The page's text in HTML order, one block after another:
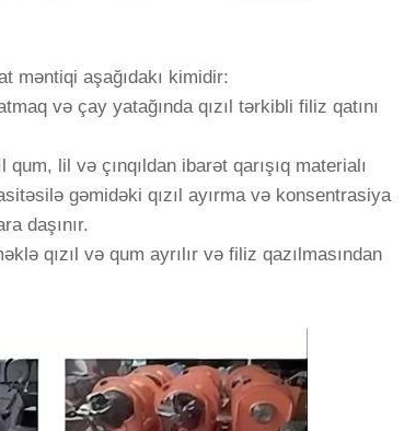
məntiqi aşağıdakı kimidir:
və çay yatağında qızıl tərkibli filiz qatını
lil və çınqıldan ibarət qarışıq materialı
gəmidəki qızıl ayırma və konsentrasiya
daşınır.
qızıl və qum ayrılır və filiz qazılmasından